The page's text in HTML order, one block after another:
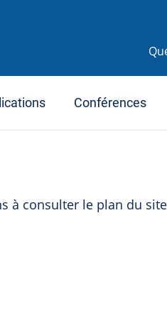
Conférences
à consulter le plan du